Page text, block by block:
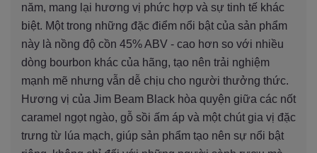
năm, mang lại hương vị phức hợp và sự tinh tế khác
biệt. Một trong những đặc điểm nổi bật của sản phẩm
này là nồng độ cồn 45% ABV - cao hơn so với nhiều
dòng bourbon khác của hãng, tạo nên trải nghiệm
mạnh mẽ nhưng vẫn dễ chịu cho người thưởng thức.
Hương vị của Jim Beam Black hòa quyện giữa các nốt
caramel ngọt ngào, gỗ sồi ấm áp và một chút gia vị đặc
trưng từ lúa mạch, giúp sản phẩm tạo nên sự nổi bật